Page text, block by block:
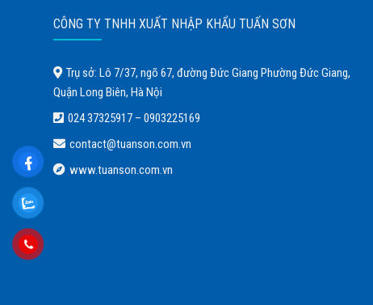
CÔNG TY TNHH XUẤT NHẬP KHẨU TUẤN SƠN
Trụ sở: Lô 7/37, ngõ 67, đường Đức Giang Phường Đức Giang,
Quận Long Biên, Hà Nội
024 37325917– 0903225169
contact@tuanson.com.vn
www.tuanson.com.vn